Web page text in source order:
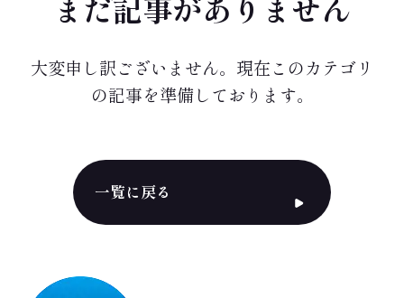
大変申し訳ございません。現在このカテゴリ
の記事を準備しております。
一覧に戻る